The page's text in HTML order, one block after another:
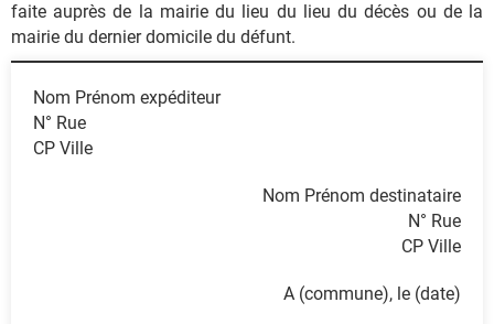
faite auprès de la mairie du lieu du lieu du décès ou de la
mairie du dernier domicile du défunt.
Nom Prénom expéditeur
N° Rue
CP Ville
Nom Prénom destinataire
N° Rue
CP Ville
A (commune), le (date)